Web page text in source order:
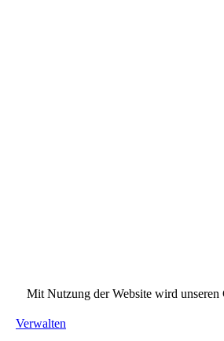
Mit Nutzung der Website wird unseren
Verwalten